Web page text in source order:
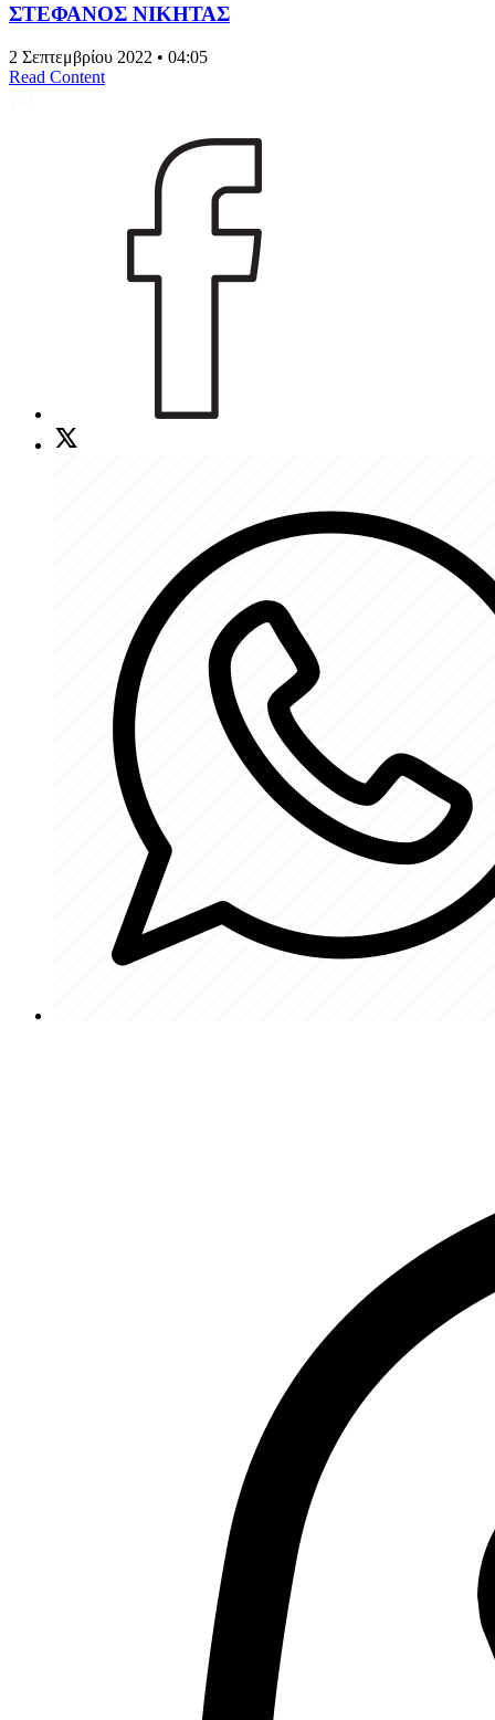
ΣΤΕΦΑΝΟΣ ΝΙΚΗΤΑΣ
2 Σεπτεμβρίου 2022 • 04:05
Read Content